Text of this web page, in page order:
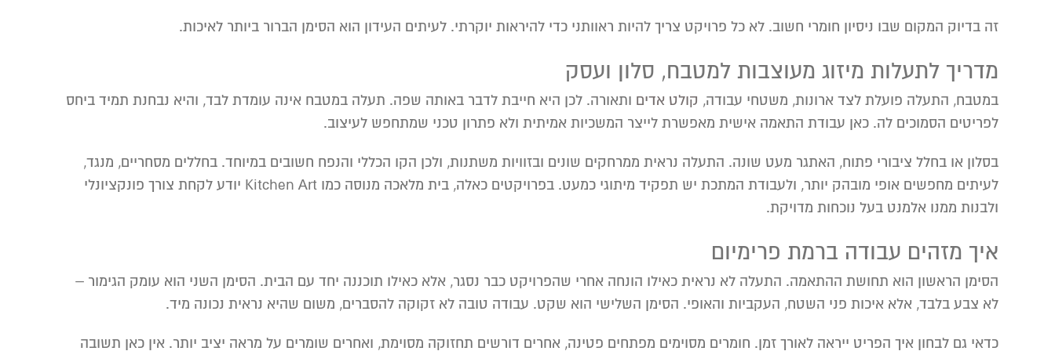
זה בדיוק המקום שבו ניסיון חומרי חשוב. לא כל פרויקט צריך להיות ראוותני כדי להיראות יוקרתי. לעיתים העידון הוא הסימן הברור ביותר לאיכות.
מדריך לתעלות מיזוג מעוצבות למטבח, סלון ועסק
במטבח, התעלה פועלת לצד ארונות, משטחי עבודה, קולט אדים ותאורה. לכן היא חייבת לדבר באותה שפה. תעלה במטבח אינה עומדת לבד, והיא נבחנת תמיד ביחס
לפריטים הסמוכים לה. כאן עבודת התאמה אישית מאפשרת לייצר המשכיות אמיתית ולא פתרון טכני שמתחפש לעיצוב.
בסלון או בחלל ציבורי פתוח, האתגר מעט שונה. התעלה נראית ממרחקים שונים ובזוויות משתנות, ולכן הקו הכללי והנפח חשובים במיוחד. בחללים מסחריים, מנגד,
לעיתים מחפשים אופי מובהק יותר, ולעבודת המתכת יש תפקיד מיתוגי כמעט. בפרויקטים כאלה, בית מלאכה מנוסה כמו Kitchen Art יודע לקחת צורך פונקציונלי
ולבנות ממנו אלמנט בעל נוכחות מדויקת.
איך מזהים עבודה ברמת פרימיום
הסימן הראשון הוא תחושת ההתאמה. התעלה לא נראית כאילו הונחה אחרי שהפרויקט כבר נסגר, אלא כאילו תוכננה יחד עם הבית. הסימן השני הוא עומק הגימור –
לא צבע בלבד, אלא איכות פני השטח, העקביות והאופי. הסימן השלישי הוא שקט. עבודה טובה לא זקוקה להסברים, משום שהיא נראית נכונה מיד.
כדאי גם לבחון איך הפריט ייראה לאורך זמן. חומרים מסוימים מפתחים פטינה, אחרים דורשים תחזוקה מסוימת, ואחרים שומרים על מראה יציב יותר. אין כאן תשובה